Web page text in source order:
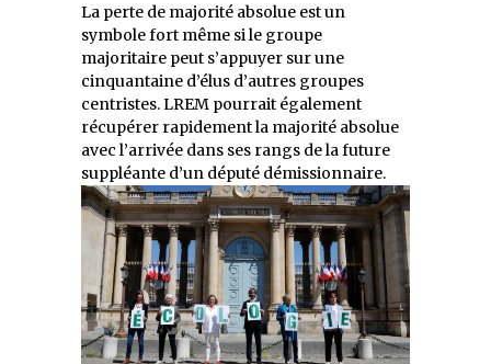
La perte de majorité absolue est un
symbole fort même si le groupe
majoritaire peut s’appuyer sur une
cinquantaine d’élus d’autres groupes
centristes. LREM pourrait également
récupérer rapidement la majorité absolue
avec l’arrivée dans ses rangs de la future
suppléante d’un député démissionnaire.